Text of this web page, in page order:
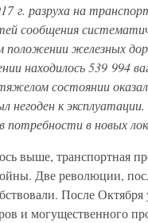
г. разруха на
сообщения
железных
находилось 539 994
состоянии
негоден к
потребности в новых
выше, транспортная
Две революции,
После
и могущественного